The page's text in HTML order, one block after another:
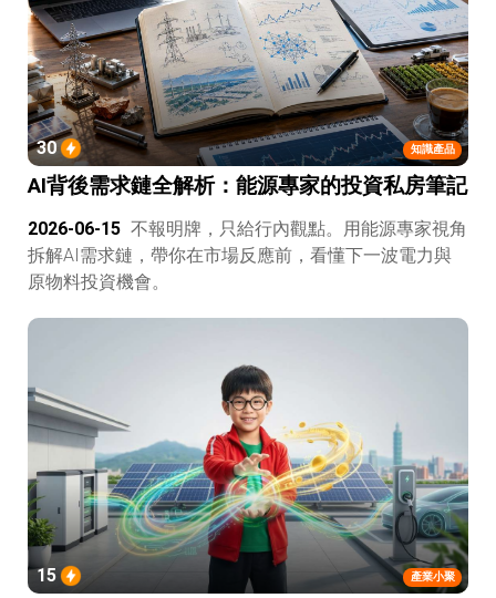
知識產品
30
AI背後需求鏈全解析：能源專家的投資私房筆記
2026-06-15 不報明牌，只給行內觀點。用能源專家視角
拆解AI需求鏈，帶你在市場反應前，看懂下一波電力與
原物料投資機會。
產業小聚
15